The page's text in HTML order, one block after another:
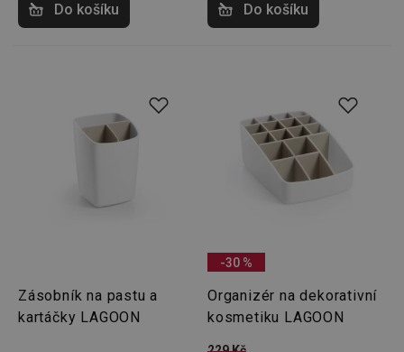
Do košíku Do košíku
Zásobník na pastu a
kartáčky LAGOON
-30 %
Organizér na dekorativní
kosmetiku LAGOON